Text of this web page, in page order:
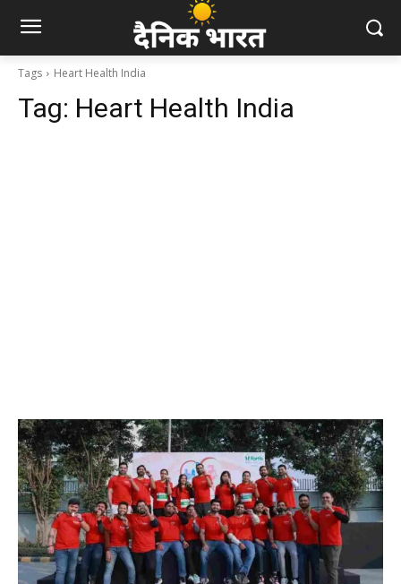
Tags Heart Health India
Tag: Heart Health India